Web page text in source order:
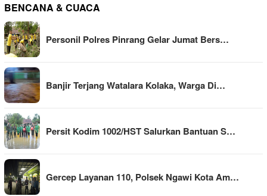
BENCANA & CUACA
Personil Polres Pinrang Gelar Jumat Bers…
Banjir Terjang Watalara Kolaka, Warga Di…
Persit Kodim 1002/HST Salurkan Bantuan S…
Gercep Layanan 110, Polsek Ngawi Kota Am…